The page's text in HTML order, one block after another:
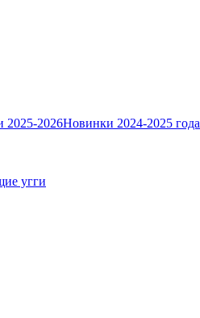
2025-2026Новинки 2024-2025 года
угги